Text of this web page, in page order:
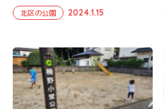
北区の公園 2024.1.15